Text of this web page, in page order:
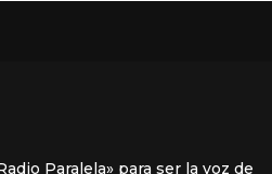
Paralela» para ser la voz de